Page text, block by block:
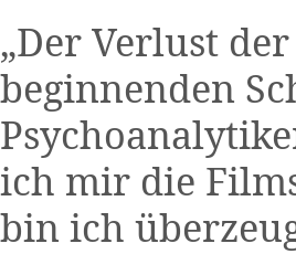
„Der Verlust
beginnenden
ich mir die
bin ich